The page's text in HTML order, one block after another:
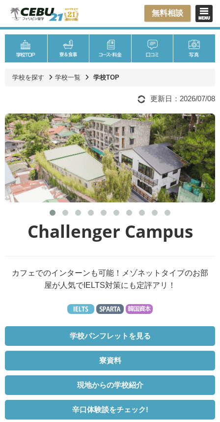
無料相談
学校を探す 学校一覧 学校TOP
更新日：2026/07/08
Challenger Campus
カフェでのインターンも可能！メゾネットタイプのお部
屋が人気でIELTS対策にも定評アリ！
学校パンフレットを見る
寮資料
現地からの学校紹介
辛口体験談をチェック!